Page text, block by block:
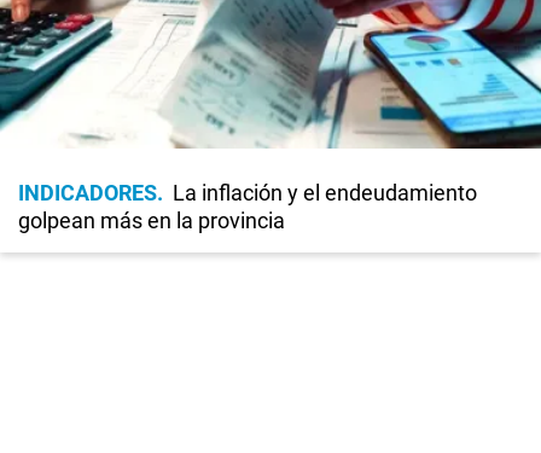
INDICADORES
La inflación y el endeudamiento
golpean más en la provincia